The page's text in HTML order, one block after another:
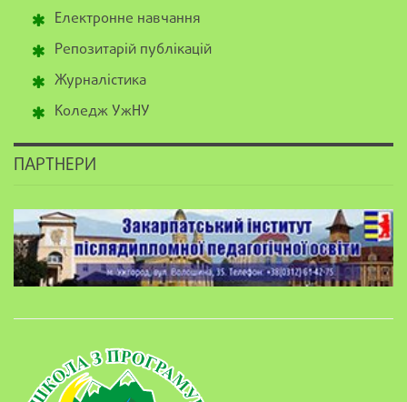
Електронне навчання
Репозитарій публікацій
Журналістика
Коледж УжНУ
ПАРТНЕРИ